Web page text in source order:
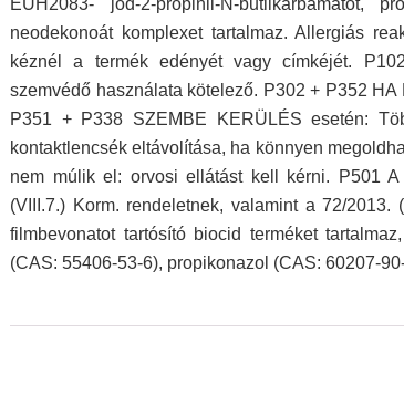
EUH2083- jód-2-propinil-N-butilkarbamátot,
neodekonoát komplexet tartalmaz. Allergiás
kéznél a termék edényét vagy címkéjét.
szemvédő használata kötelező. P302 + P352
P351 + P338 SZEMBE KERÜLÉS esetén:
kontaktlencsék eltávolítása, ha könnyen
nem múlik el: orvosi ellátást kell kérni. P501
(VIII.7.) Korm. rendeletnek, valamint a 72/
filmbevonatot tartósító biocid terméket
(CAS: 55406-53-6), propikonazol (CAS: 60207-